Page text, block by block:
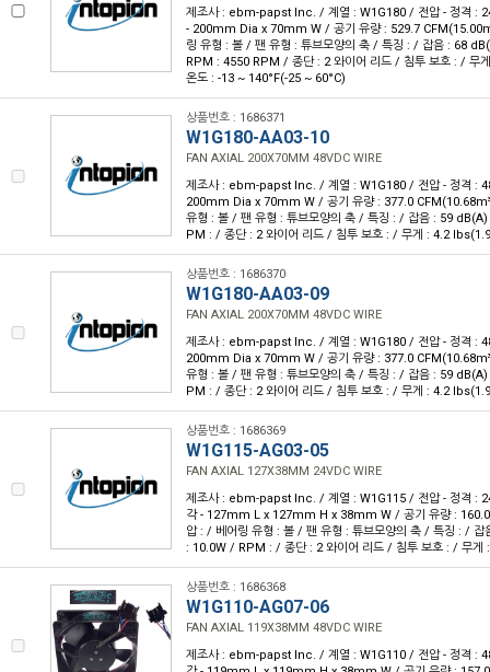
제조사 : ebm-papst Inc. / 계열 : W1G180 / 전압 - 정격 :
- 200mm Dia x 70mm W / 공기 유량 : 529.7
링 유형 : 볼 / 팬 유형 : 튜브모양의 축 / 특징 : / 잡음 : 68
RPM : 4550 RPM / 종단 : 2 와이어 리드 / 침투 보호 : / 무
온도 : -13 ~ 140°F(-25 ~ 60°C)
상품번호 : 1686371
W1G180-AA03-10
FAN AXIAL 200X70MM 48VDC WIRE
제조사 : ebm-papst Inc. / 계열 : W1G180 / 전압 - 정격 :
200mm Dia x 70mm W / 공기 유량 : 377.0
유형 : 볼 / 팬 유형 : 튜브모양의 축 / 특징 : / 잡음 : 59
PM : / 종단 : 2 와이어 리드 / 침투 보호 : / 무게 : 4.2
상품번호 : 1686370
W1G180-AA03-09
FAN AXIAL 200X70MM 48VDC WIRE
제조사 : ebm-papst Inc. / 계열 : W1G180 / 전압 - 정격 :
200mm Dia x 70mm W / 공기 유량 : 377.0
유형 : 볼 / 팬 유형 : 튜브모양의 축 / 특징 : / 잡음 : 59
PM : / 종단 : 2 와이어 리드 / 침투 보호 : / 무게 : 4.2
상품번호 : 1686369
W1G115-AG03-05
FAN AXIAL 127X38MM 24VDC WIRE
제조사 : ebm-papst Inc. / 계열 : W1G115 / 전압 - 정격 :
각 - 127mm L x 127mm H x 38mm W / 공기 유량 :
압 : / 베어링 유형 : 볼 / 팬 유형 : 튜브모양의 축 / 특징 : /
: 10.0W / RPM : / 종단 : 2 와이어 리드 / 침투 보호 : / 무게
상품번호 : 1686368
W1G110-AG07-06
FAN AXIAL 119X38MM 48VDC WIRE
제조사 : ebm-papst Inc. / 계열 : W1G110 / 전압 - 정격 :